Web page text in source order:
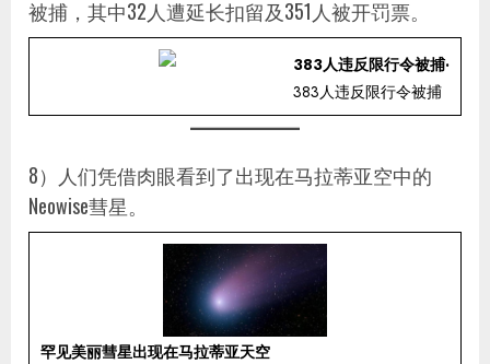
被捕，其中32人遭延长扣留及351人被开罚票。
383人违反限行令被捕·
383人违反限行令被捕
8）人们凭借肉眼看到了出现在马拉蒂亚空中的
Neowise彗星。
罕见美丽彗星出现在马拉蒂亚天空